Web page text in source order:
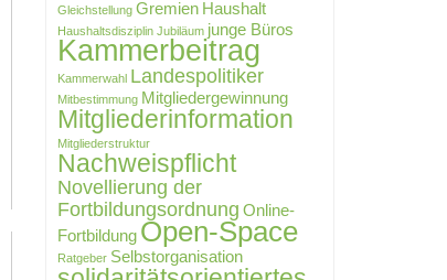
Gleichstellung Gremien Haushalt
Haushaltsdisziplin Jubiläum junge Büros
Kammerbeitrag
Kammerwahl Landespolitiker
Mitbestimmung Mitgliedergewinnung
Mitgliederinformation
Mitgliederstruktur
Nachweispflicht
Novellierung der
Fortbildungsordnung Online-
Fortbildung Open-Space
Ratgeber Selbstorganisation